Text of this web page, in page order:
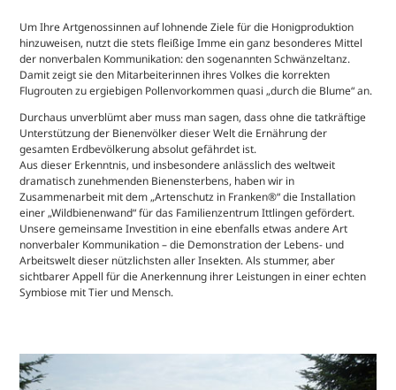
Um Ihre Artgenossinnen auf lohnende Ziele für die Honigproduktion
hinzuweisen, nutzt die stets fleißige Imme ein ganz besonderes Mittel
der nonverbalen Kommunikation: den sogenannten Schwänzeltanz.
Damit zeigt sie den Mitarbeiterinnen ihres Volkes die korrekten
Flugrouten zu ergiebigen Pollenvorkommen quasi „durch die Blume“ an.
Durchaus unverblümt aber muss man sagen, dass ohne die tatkräftige
Unterstützung der Bienenvölker dieser Welt die Ernährung der
gesamten Erdbevölkerung absolut gefährdet ist.
Aus dieser Erkenntnis, und insbesondere anlässlich des weltweit
dramatisch zunehmenden Bienensterbens, haben wir in
Zusammenarbeit mit dem „Artenschutz in Franken®“ die Installation
einer „Wildbienenwand“ für das Familienzentrum Ittlingen gefördert.
Unsere gemeinsame Investition in eine ebenfalls etwas andere Art
nonverbaler Kommunikation – die Demonstration der Lebens- und
Arbeitswelt dieser nützlichsten aller Insekten. Als stummer, aber
sichtbarer Appell für die Anerkennung ihrer Leistungen in einer echten
Symbiose mit Tier und Mensch.